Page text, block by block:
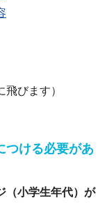
飛びます）
つける必要があ
（小学生年代）が